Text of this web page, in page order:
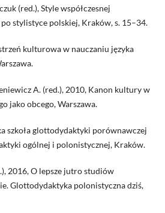
(red.), Style współczesnej
stylistyce polskiej, Kraków, s. 15–34.
kulturowa w nauczaniu języka
A. (red.), 2010, Kanon kultury w
jako obcego, Warszawa.
szkoła glottodydaktyki porównawczej
ogólnej i polonistycznej, Kraków.
2016, O lepsze jutro studiów
Glottodydaktyka polonistyczna dziś,